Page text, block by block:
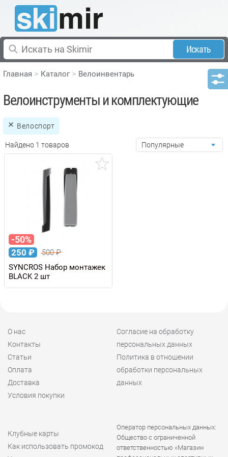
Искать
Главная Каталог Велоинвентарь
Велоинструменты и комплектующие
Велоспорт
Найдено 1 товаров Популярные
-50%
250 ₽ 500₽
SYNCROS Набор монтажек
BLACK 2 шт
О нас
Контакты
Статьи
Оплата
Доставка
Условия покупки
Согласие на обработку
персональных данных
Политика в отношении
обработки персональных
данных
Клубные карты
Как использовать промокод
Оператор персональных данных:
Общество с ограниченной
ответственностью «Магазин